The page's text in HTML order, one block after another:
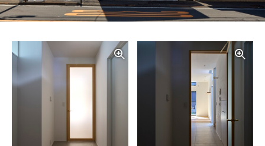
写真を拡大する